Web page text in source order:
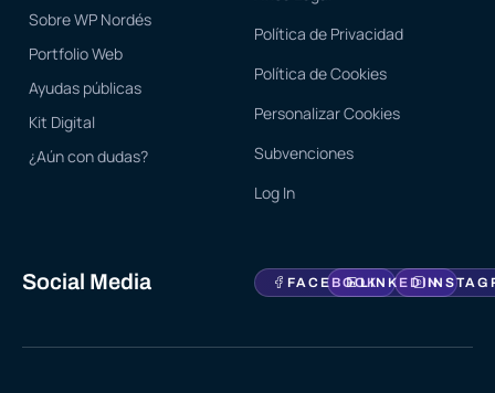
Sobre WP Nordés
Portfolio Web
Ayudas públicas
Kit Digital
¿Aún con dudas?
Política de Privacidad
Política de Cookies
Personalizar Cookies
Subvenciones
Log In
Social Media FACEBOOKLINKEDIN